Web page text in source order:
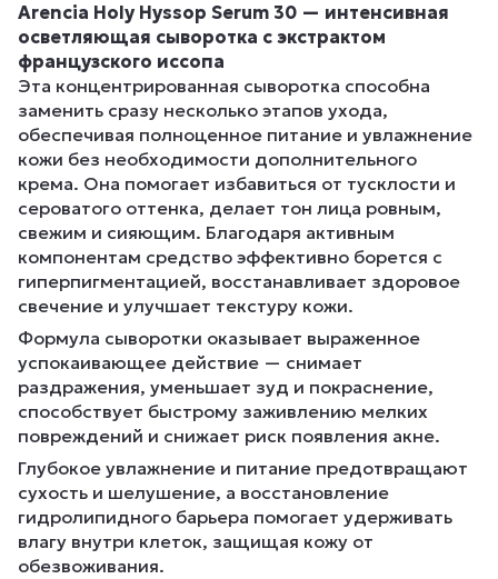
Arencia Holy Hyssop Serum 30 — интенсивная
осветляющая сыворотка с экстрактом
французского иссопа
Эта концентрированная сыворотка способна
заменить сразу несколько этапов ухода,
обеспечивая полноценное питание и увлажнение
кожи без необходимости дополнительного
крема. Она помогает избавиться от тусклости и
сероватого оттенка, делает тон лица ровным,
свежим и сияющим. Благодаря активным
компонентам средство эффективно борется с
гиперпигментацией, восстанавливает здоровое
свечение и улучшает текстуру кожи.
Формула сыворотки оказывает выраженное
успокаивающее действие — снимает
раздражения, уменьшает зуд и покраснение,
способствует быстрому заживлению мелких
повреждений и снижает риск появления акне.
Глубокое увлажнение и питание предотвращают
сухость и шелушение, а восстановление
гидролипидного барьера помогает удерживать
влагу внутри клеток, защищая кожу от
обезвоживания.